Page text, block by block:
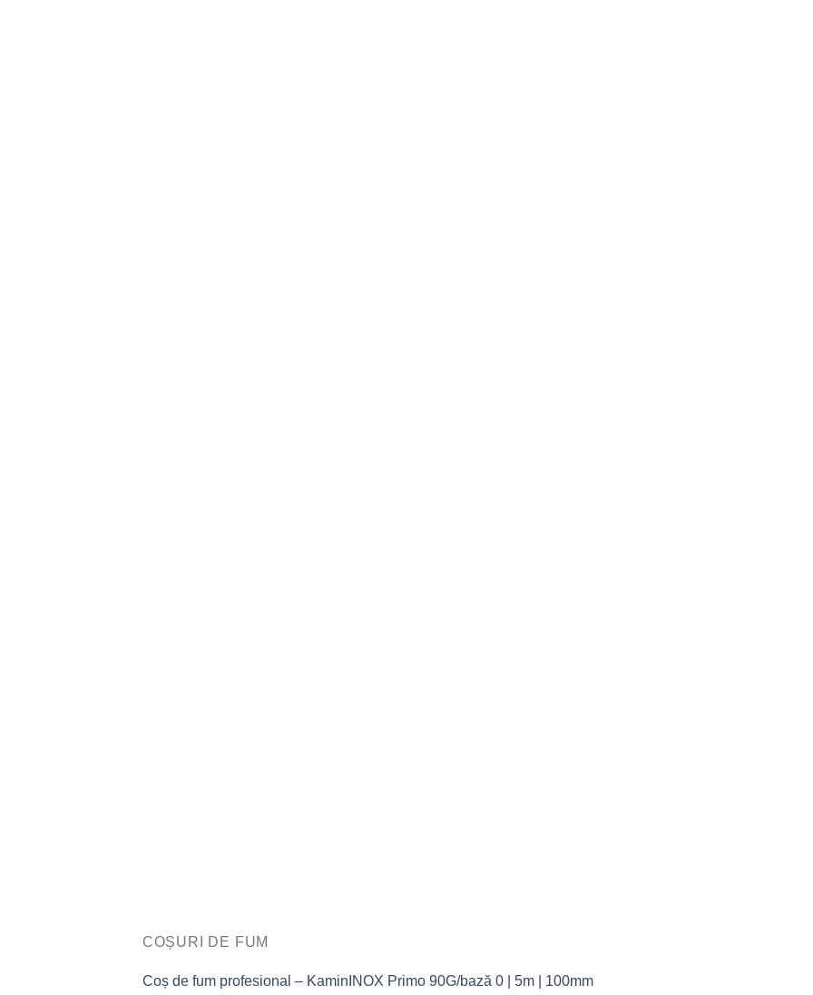
COȘURI DE FUM
Coș de fum profesional – KaminINOX Primo 90G/bază 0 | 5m | 100mm